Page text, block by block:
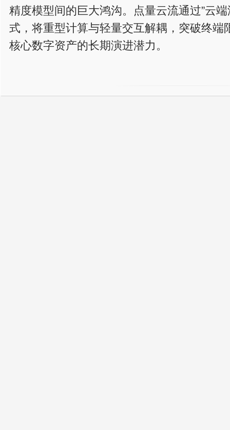
精度模型间的巨大鸿沟。点量云流通过”云
式，将重型计算与轻量交互解耦，突破终端
核心数字资产的长期演进潜力。